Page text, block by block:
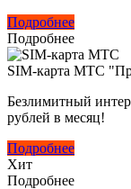
Подробнее
Подробнее
SIM-карта МТС
Безлимитный
рублей в месяц!
Подробнее
Хит
Подробнее